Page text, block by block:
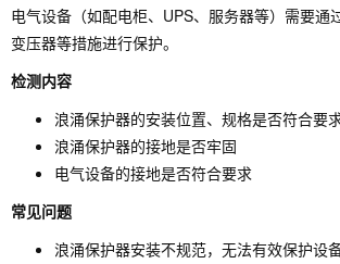
电气设备（如配电柜、UPS、服务器等）需要通
变压器等措施进行保护。
检测内容
浪涌保护器的安装位置、规格是否符合要
浪涌保护器的接地是否牢固
电气设备的接地是否符合要求
常见问题
浪涌保护器安装不规范，无法有效保护设